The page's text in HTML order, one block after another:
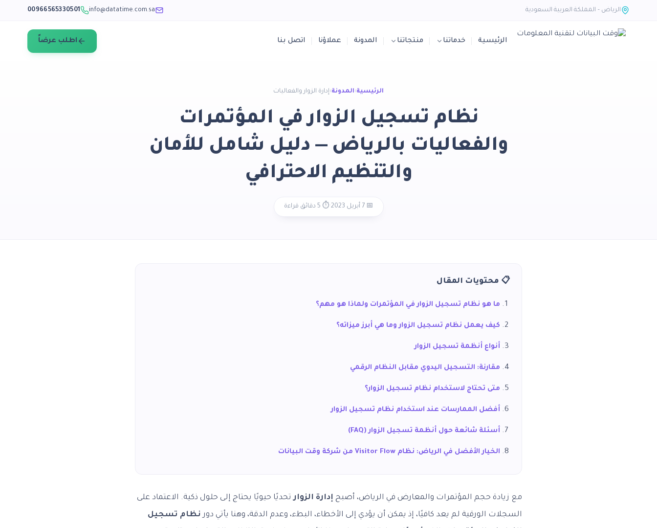
الرياض – المملكة العربية السعودية info@datatime.com.sa
00966565330501
الرئيسية خدماتنا منتجاتنا المدونة عملاؤنا اتصل بنا اطلب عرضاً
الرئيسية›المدونة›إدارة الزوار والفعاليات
نظام تسجيل الزوار في المؤتمرات
والفعاليات بالرياض — دليل شامل للأمان
والتنظيم الاحترافي
📅 7 أبريل 2023 ·⏱️ 5 دقائق قراءة
📋 محتويات المقال
ما هو نظام تسجيل الزوار في المؤتمرات ولماذا هو مهم؟
كيف يعمل نظام تسجيل الزوار وما هي أبرز ميزاته؟
أنواع أنظمة تسجيل الزوار
مقارنة: التسجيل اليدوي مقابل النظام الرقمي
متى تحتاج لاستخدام نظام تسجيل الزوار؟
أفضل الممارسات عند استخدام نظام تسجيل الزوار
أسئلة شائعة حول أنظمة تسجيل الزوار (FAQ)
الخيار الأفضل في الرياض: نظام Visitor Flow من شركة وقت البيانات
مع زيادة حجم المؤتمرات والمعارض في الرياض، أصبح إدارة الزوارتحديًا حيويًا يحتاج إلى حلول ذكية. الاعتماد على
السجلات الورقية لم يعد كافيًا، إذ يمكن أن يؤدي إلى الأخطاء، البطء، وعدم الدقة، وهنا يأتي دورنظام تسجيل